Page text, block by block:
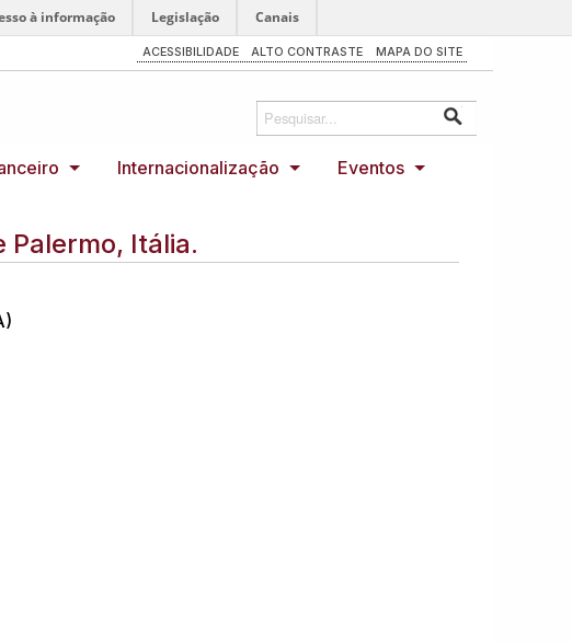
à informação Legislação Canais
ACESSIBILIDADE ALTO CONTRASTE MAPA DO SITE
Internacionalização Eventos
Palermo, Itália.